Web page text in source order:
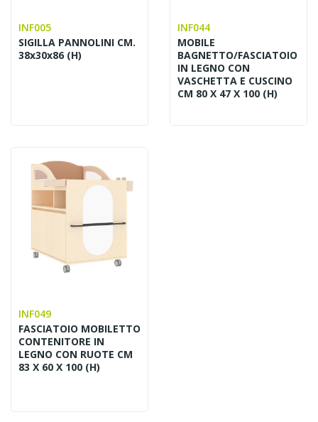
INF005
SIGILLA PANNOLINI CM.
38x30x86 (H)
INF044
MOBILE
BAGNETTO/FASCIATOIO
IN LEGNO CON
VASCHETTA E CUSCINO
CM 80 X 47 X 100 (H)
INF049
FASCIATOIO MOBILETTO
CONTENITORE IN
LEGNO CON RUOTE CM
83 X 60 X 100 (H)